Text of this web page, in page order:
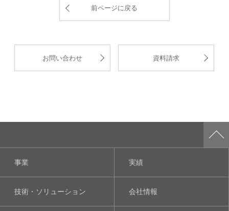
前ページに戻る
お問い合わせ 資料請求
事業 実績
技術・ソリューション 会社情報